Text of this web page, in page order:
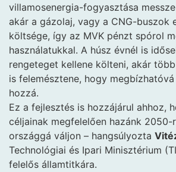
villamosenergia-fogyasztása
akár a gázolaj, vagy a CNG-buszok
költsége, így az MVK pénzt spórol
használatukkal. A húsz évnél is
rengeteget kellene költeni, akár
is felemésztene, hogy
hozzá.
Ez a fejlesztés is hozzájárul ahhoz,
céljainak megfelelően hazánk 2050-
országgá váljon – hangsúlyozta
Technológiai és Ipari Minisztérium
felelős államtitkára.